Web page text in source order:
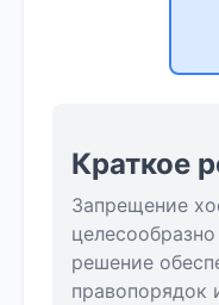
Краткое
Запрещение
решение
правопорядок